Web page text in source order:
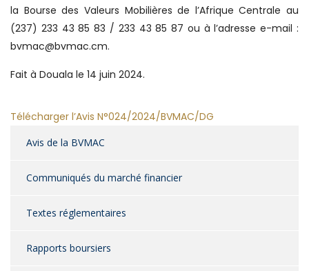
la Bourse des Valeurs Mobilières de l’Afrique Centrale au
(237) 233 43 85 83 / 233 43 85 87 ou à l’adresse e-mail :
bvmac@bvmac.cm.
Fait à Douala le 14 juin 2024.
Télécharger l’Avis N°024/2024/BVMAC/DG
Avis de la BVMAC
Communiqués du marché financier
Textes réglementaires
Rapports boursiers